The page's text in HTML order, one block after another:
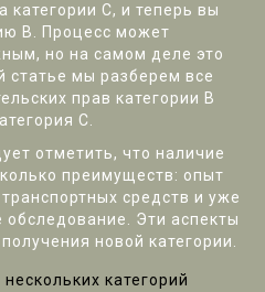
категории С, и теперь вы
В. Процесс может
но на самом деле это
статье мы разберем все
прав категории В
С.
отметить, что наличие
преимуществ: опыт
средств и уже
Эти аспекты
новой категории.
категорий